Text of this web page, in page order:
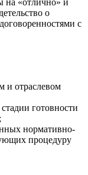
о
с
и отраслевом
готовности
нормативно-
процедуру